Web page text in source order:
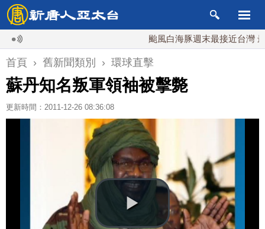
颱風白海豚週末最接近台灣 最快
首頁 › 舊新聞類別 › 環球直擊
蘇丹知名叛軍領袖被擊斃
更新時間：2011-12-26 08:36:08